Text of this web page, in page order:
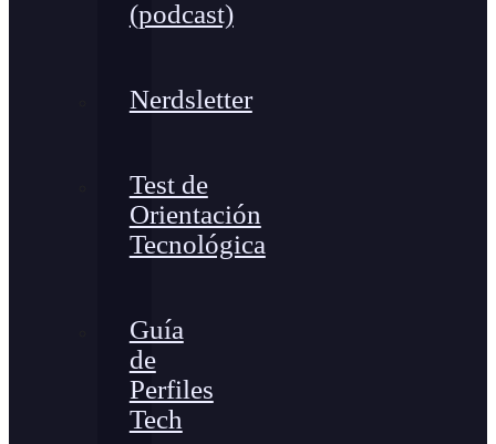
(podcast)
Nerdsletter
Test de
Orientación
Tecnológica
Guía
de
Perfiles
Tech